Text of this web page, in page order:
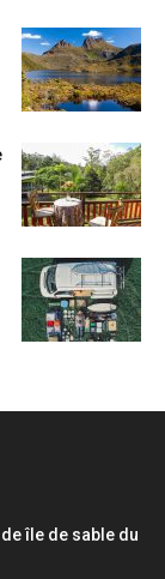
île de sable du